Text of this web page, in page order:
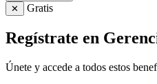
✕
Gratis
Regístrate en
Únete y accede a todos estos